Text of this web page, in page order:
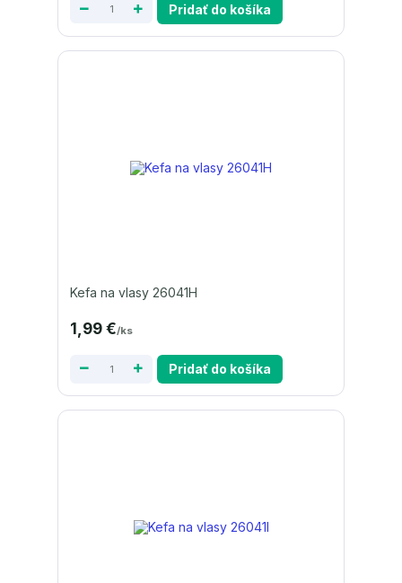
Pridať do košíka
Kefa na vlasy 26041H
1,99 €/ks
Pridať do košíka